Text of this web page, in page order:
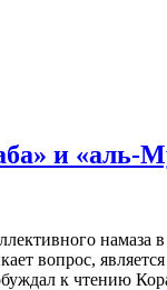
и «аль-
вопрос,
к чтению